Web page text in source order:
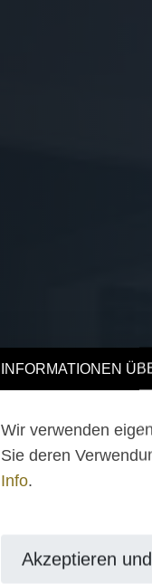
INFORMATIONEN
Wir verwenden
Sie deren
Info.
Akzeptieren